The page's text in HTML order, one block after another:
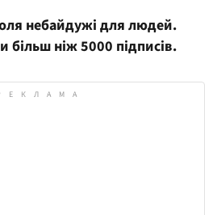
небайдужі для людей.
більш ніж 5000 підписів.